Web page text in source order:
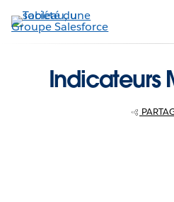
Aller
au
Indicateurs